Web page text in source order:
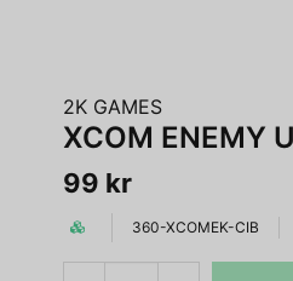
2K GAMES
XCOM ENEMY
99 kr
360-XCOMEK-CIB